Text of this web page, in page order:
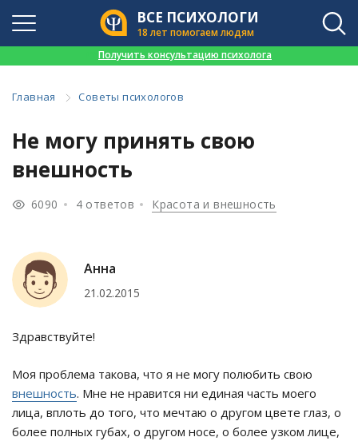
ВСЕ ПСИХОЛОГИ
18 лет помогаем людям
Получить консультацию психолога
Главная Советы психологов
Не могу принять свою
внешность
6090 4 ответов Красота и внешность
Анна
21.02.2015
Здравствуйте!
Моя проблема такова, что я не могу полюбить свою
внешность. Мне не нравится ни единая часть моего
лица, вплоть до того, что мечтаю о другом цвете глаз, о
более полных губах, о другом носе, о более узком лице,